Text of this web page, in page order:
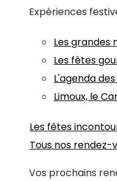
Expériences
Les grandes
Les fêtes
L'agenda
Limoux, le
Les fêtes
Tous nos rendez-
Vos prochains